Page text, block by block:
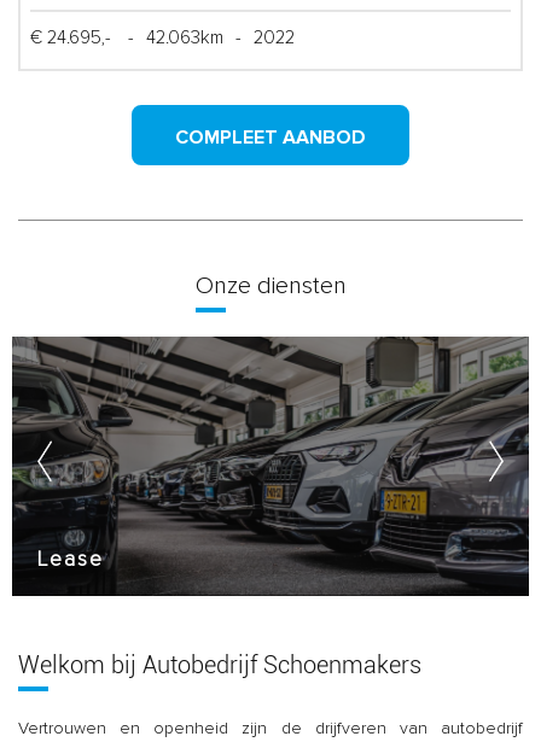
€ 24.695,- - 42.063km - 2022
COMPLEET AANBOD
Onze diensten
Lease
Welkom bij Autobedrijf Schoenmakers
Vertrouwen en openheid zijn de drijfveren van autobedrijf